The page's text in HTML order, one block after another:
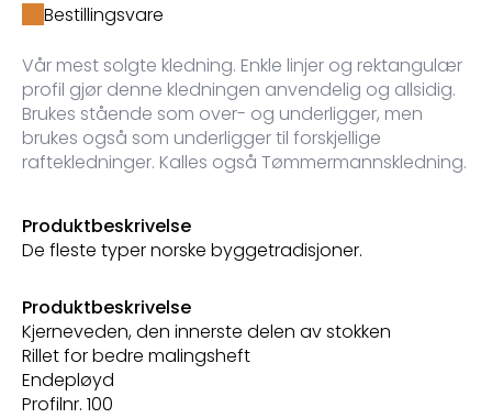
Bestillingsvare
Vår mest solgte kledning. Enkle linjer og rektangulær
profil gjør denne kledningen anvendelig og allsidig.
Brukes stående som over- og underligger, men
brukes også som underligger til forskjellige
raftekledninger. Kalles også Tømmermannskledning.
Produktbeskrivelse
De fleste typer norske byggetradisjoner.
Produktbeskrivelse
Kjerneveden, den innerste delen av stokken
Rillet for bedre malingsheft
Endepløyd
Profilnr. 100